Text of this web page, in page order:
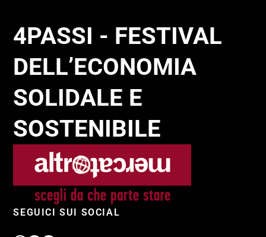
4PASSI - FESTIVAL
DELL’ECONOMIA
SOLIDALE E
SOSTENIBILE
SEGUICI SUI SOCIAL